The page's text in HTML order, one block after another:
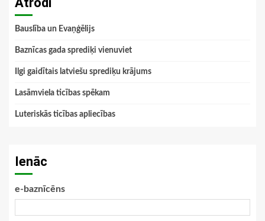
Bauslība un Evaņģēlijs
Baznīcas gada sprediķi vienuviet
Ilgi gaidītais latviešu sprediķu krājums
Lasāmviela ticības spēkam
Luteriskās ticības apliecības
Ienāc
e-baznīcēns